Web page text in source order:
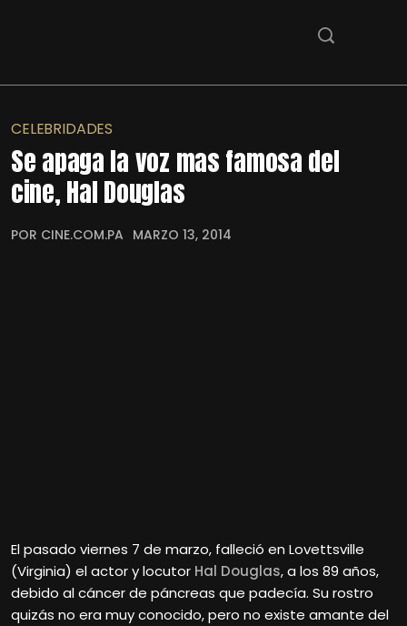
CELEBRIDADES
Se apaga la voz mas famosa del
cine, Hal Douglas
POR CINE.COM.PA MARZO 13, 2014
El pasado viernes 7 de marzo, falleció en Lovettsville
(Virginia) el actor y locutor Hal Douglas, a los 89 años,
debido al cáncer de páncreas que padecía. Su rostro
quizás no era muy conocido, pero no existe amante del